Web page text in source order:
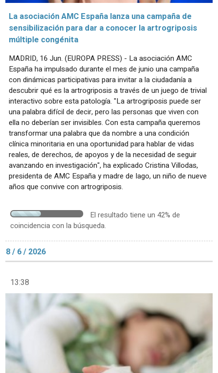
La asociación AMC España lanza una campaña de
sensibilización para dar a conocer la artrogriposis
múltiple congénita
MADRID, 16 Jun. (EUROPA PRESS) - La asociación AMC
España ha impulsado durante el mes de junio una campaña
con dinámicas participativas para invitar a la ciudadanía a
descubrir qué es la artrogriposis a través de un juego de trivial
interactivo sobre esta patología. "La artrogriposis puede ser
una palabra difícil de decir, pero las personas que viven con
ella no deberían ser invisibles. Con esta campaña queremos
transformar una palabra que da nombre a una condición
clínica minoritaria en una oportunidad para hablar de vidas
reales, de derechos, de apoyos y de la necesidad de seguir
avanzando en investigación", ha explicado Cristina Villodas,
presidenta de AMC España y madre de Iago, un niño de nueve
años que convive con artrogriposis.
El resultado tiene un 42% de
coincidencia con la búsqueda.
8 / 6 / 2026
13:38